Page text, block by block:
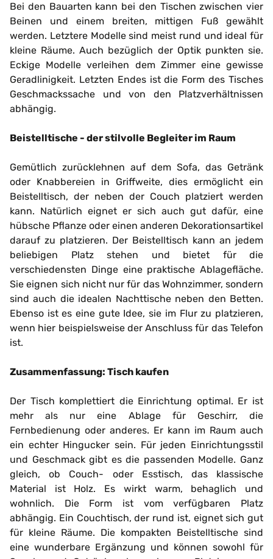
Bei den Bauarten kann bei den Tischen zwischen vier
Beinen und einem breiten, mittigen Fuß gewählt
werden. Letztere Modelle sind meist rund und ideal für
kleine Räume. Auch bezüglich der Optik punkten sie.
Eckige Modelle verleihen dem Zimmer eine gewisse
Geradlinigkeit. Letzten Endes ist die Form des Tisches
Geschmackssache und von den Platzverhältnissen
abhängig.
Beistelltische - der stilvolle Begleiter im Raum
Gemütlich zurücklehnen auf dem Sofa, das Getränk
oder Knabbereien in Griffweite, dies ermöglicht ein
Beistelltisch, der neben der Couch platziert werden
kann. Natürlich eignet er sich auch gut dafür, eine
hübsche Pflanze oder einen anderen Dekorationsartikel
darauf zu platzieren. Der Beistelltisch kann an jedem
beliebigen Platz stehen und bietet für die
verschiedensten Dinge eine praktische Ablagefläche.
Sie eignen sich nicht nur für das Wohnzimmer, sondern
sind auch die idealen Nachttische neben den Betten.
Ebenso ist es eine gute Idee, sie im Flur zu platzieren,
wenn hier beispielsweise der Anschluss für das Telefon
ist.
Zusammenfassung: Tisch kaufen
Der Tisch komplettiert die Einrichtung optimal. Er ist
mehr als nur eine Ablage für Geschirr, die
Fernbedienung oder anderes. Er kann im Raum auch
ein echter Hingucker sein. Für jeden Einrichtungsstil
und Geschmack gibt es die passenden Modelle. Ganz
gleich, ob Couch- oder Esstisch, das klassische
Material ist Holz. Es wirkt warm, behaglich und
wohnlich. Die Form ist vom verfügbaren Platz
abhängig. Ein Couchtisch, der rund ist, eignet sich gut
für kleine Räume. Die kompakten Beistelltische sind
eine wunderbare Ergänzung und können sowohl für